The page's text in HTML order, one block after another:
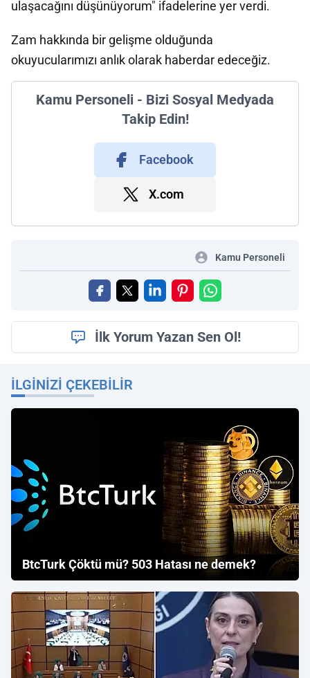
ulaşacağını düşünüyorum" ifadelerine yer verdi.
Zam hakkında bir gelişme olduğunda
okuyucularımızı anlık olarak haberdar edeceğiz.
Kamu Personeli - Bizi Sosyal Medyada
Takip Edin!
Facebook
X.com
Kamu Personeli
İlk Yorum Yazan Sen Ol!
İLGINIZI ÇEKEBILIR
BtcTurk Çöktü mü? 503 Hatası ne demek?